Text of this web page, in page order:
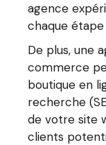
agence
chaque
De plus, une
commerce
boutique en
recherche
de votre site
clients